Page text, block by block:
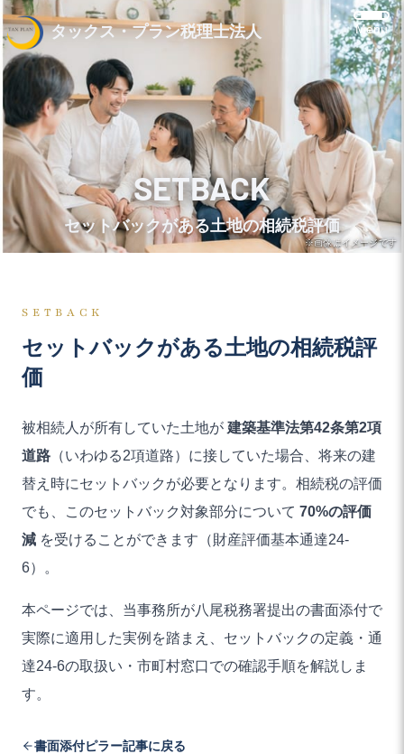
タックス・プラン税理士法人 Menu
SETBACK
セットバックがある土地の相続税評価
※画像はイメージです
SETBACK
セットバックがある土地の相続税評
価
被相続人が所有していた土地が 建築基準法第42条第2項
道路 （いわゆる2項道路）に接していた場合、将来の建
替え時にセットバックが必要となります。相続税の評価
でも、このセットバック対象部分について 70%の評価
減 を受けることができます（財産評価基本通達24-
6）。
本ページでは、当事務所が八尾税務署提出の書面添付で
実際に適用した実例を踏まえ、セットバックの定義・通
達24-6の取扱い・市町村窓口での確認手順を解説しま
す。
書面添付ピラー記事に戻る